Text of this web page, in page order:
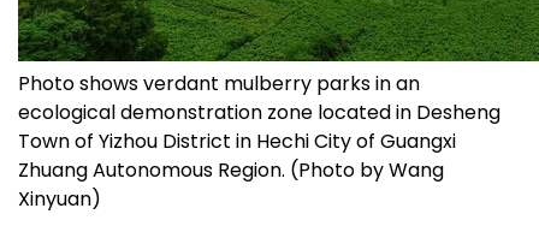
Photo shows verdant mulberry parks in an
ecological demonstration zone located in Desheng
Town of Yizhou District in Hechi City of Guangxi
Zhuang Autonomous Region. (Photo by Wang
Xinyuan)